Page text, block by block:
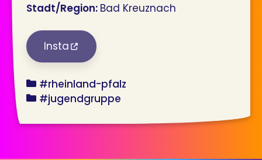
Stadt/Region: Bad Kreuznach
Insta
bundesland
#rheinland-pfalz
angebot
#jugendgruppe